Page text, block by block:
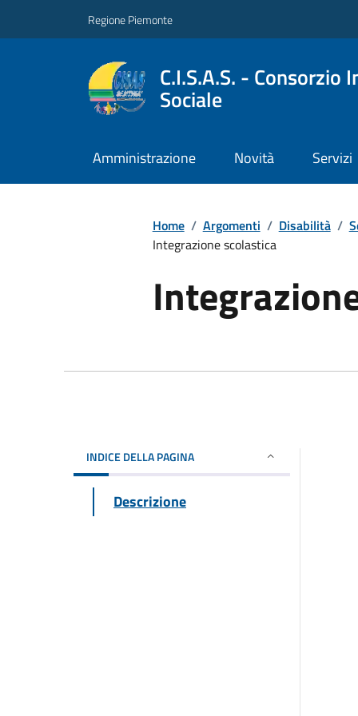
Regione Piemonte
C.I.S.A.S. -
Sociale
Amministrazione Novità Servizi
Home / Argomenti / Disabilità /
Integrazione scolastica
INDICE DELLA PAGINA
Descrizione